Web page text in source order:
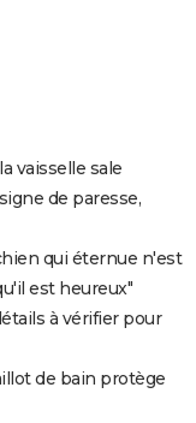
vaisselle sale
de paresse,
qui éternue n'est
est heureux"
à vérifier pour
de bain protège